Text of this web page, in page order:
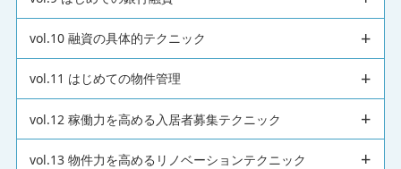
vol.10 融資の具体的テクニック
vol.11 はじめての物件管理
vol.12 稼働力を高める入居者募集テクニック
vol.13 物件力を高めるリノベーションテクニック